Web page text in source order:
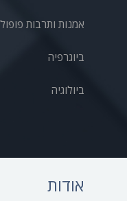
ביוגרפיה
ביולוגיה
אודות